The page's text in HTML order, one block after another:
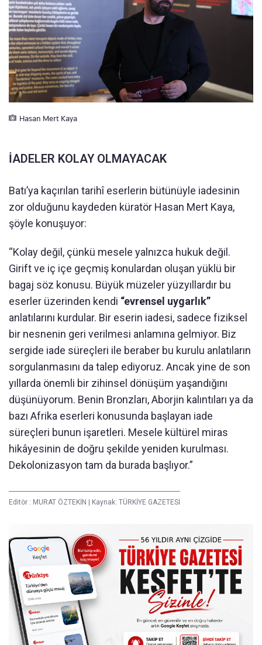
Hasan Mert Kaya
İADELER KOLAY OLMAYACAK
Batı’ya kaçırılan tarihî eserlerin bütünüyle iadesinin
zor olduğunu kaydeden küratör Hasan Mert Kaya,
şöyle konuşuyor:
“Kolay değil, çünkü mesele yalnızca hukuk değil.
Girift ve iç içe geçmiş konulardan oluşan yüklü bir
bagaj söz konusu. Büyük müzeler yüzyıllardır bu
eserler üzerinden kendi “evrensel uygarlık”
anlatılarını kurdular. Bir eserin iadesi, sadece fiziksel
bir nesnenin geri verilmesi anlamına gelmiyor. Biz
sergide iade süreçleri ile beraber bu kurulu anlatıların
sorgulanmasını da talep ediyoruz. Ancak yine de son
yıllarda önemli bir zihinsel dönüşüm yaşandığını
düşünüyorum. Benin Bronzları, Aborjin kalıntıları ya da
bazı Afrika eserleri konusunda başlayan iade
süreçleri bunun işaretleri. Mesele kültürel miras
hikâyesinin de doğru şekilde yeniden kurulması.
Dekolonizasyon tam da burada başlıyor.”
Editör : MURAT ÖZTEKİN Kaynak: TÜRKİYE GAZETESİ